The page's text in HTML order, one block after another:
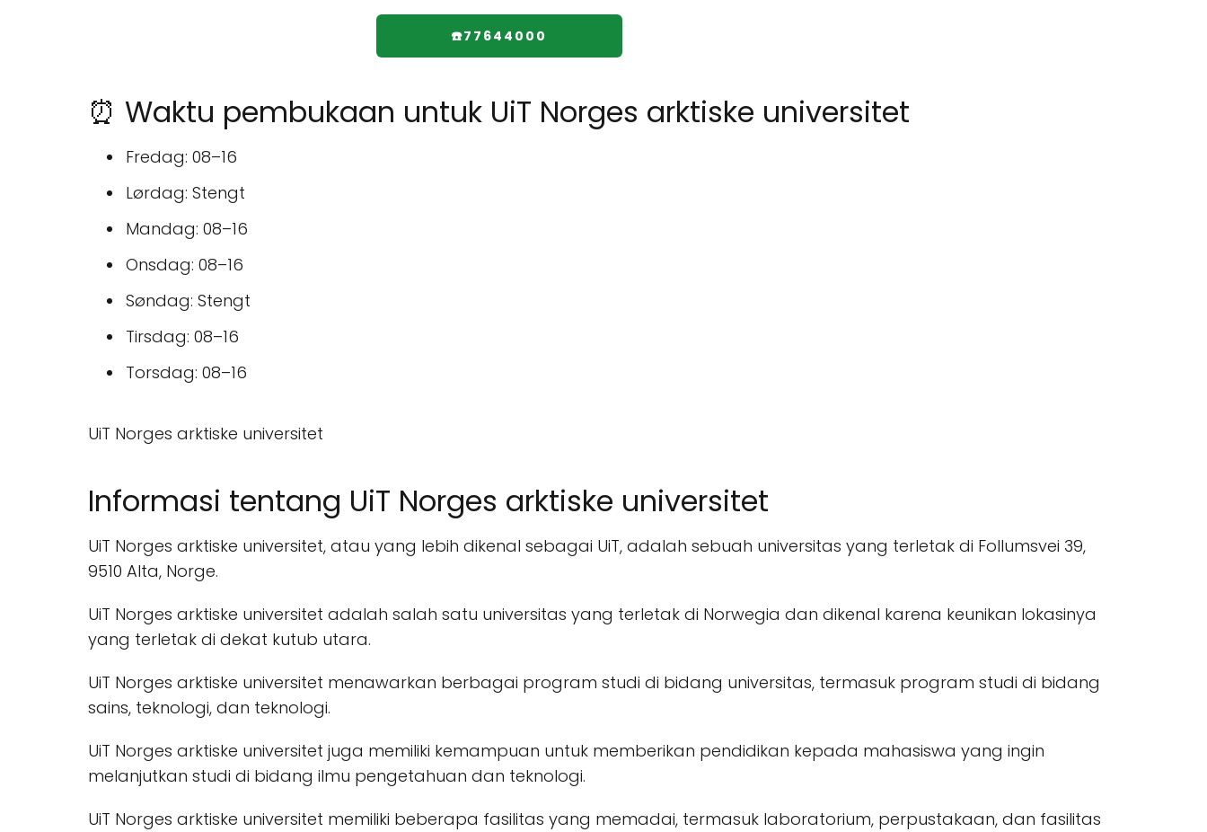
☎️77644000
⏰ Waktu pembukaan untuk UiT Norges arktiske universitet
Fredag: 08–16
Lørdag: Stengt
Mandag: 08–16
Onsdag: 08–16
Søndag: Stengt
Tirsdag: 08–16
Torsdag: 08–16
UiT Norges arktiske universitet
Informasi tentang UiT Norges arktiske universitet
UiT Norges arktiske universitet, atau yang lebih dikenal sebagai UiT, adalah sebuah universitas yang terletak di Follumsvei 39,
9510 Alta, Norge.
UiT Norges arktiske universitet adalah salah satu universitas yang terletak di Norwegia dan dikenal karena keunikan lokasinya
yang terletak di dekat kutub utara.
UiT Norges arktiske universitet menawarkan berbagai program studi di bidang universitas, termasuk program studi di bidang
sains, teknologi, dan teknologi.
UiT Norges arktiske universitet juga memiliki kemampuan untuk memberikan pendidikan kepada mahasiswa yang ingin
melanjutkan studi di bidang ilmu pengetahuan dan teknologi.
UiT Norges arktiske universitet memiliki beberapa fasilitas yang memadai, termasuk laboratorium, perpustakaan, dan fasilitas